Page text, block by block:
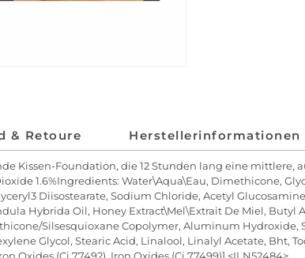
& Retoure Herstellerinformationen
Kissen-Foundation, die 12 Stunden lang eine
1.6%Ingredients: Water\Aqua\Eau, Dimethicone,
Diisostearate, Sodium Chloride, Acetyl
Hybrida Oil, Honey Extract\Mel\Extrait De Miel,
Silsesquioxane Copolymer, Aluminum Hydroxide,
Glycol, Stearic Acid, Linalool, Linalyl Acetate, Bht,